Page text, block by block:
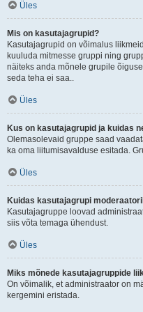
Üles
Mis on kasutajagrupid?
Kasutajagrupid on võimalus
kuuluda mitmesse gruppi ning
näiteks anda mõnele grupile
seda teha ei saa..
Üles
Kus on kasutajagrupid ja kuidas
Olemasolevaid gruppe saad
ka oma liitumisavalduse esitada.
Üles
Kuidas kasutajagrupi
Kasutajagruppe loovad
siis võta temaga ühendust.
Üles
Miks mõnede kasutajagruppide
On võimalik, et administraator on
kergemini eristada.